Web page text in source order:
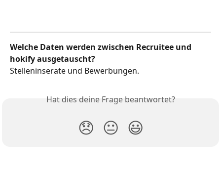
Welche Daten werden zwischen Recruitee und
hokify ausgetauscht?
Stelleninserate und Bewerbungen.
Hat dies deine Frage beantwortet?
😞 😐 😃